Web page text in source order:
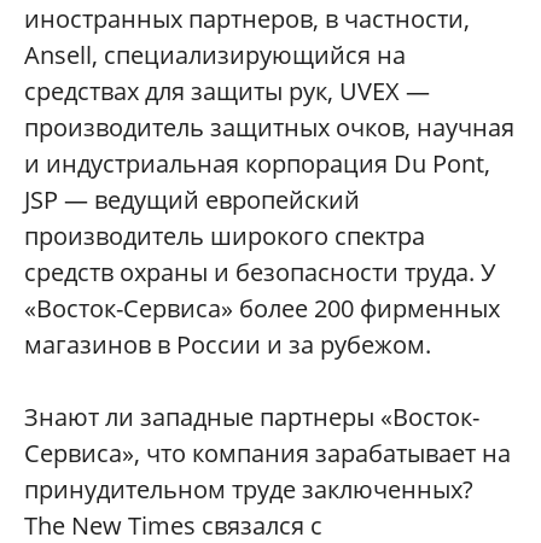
иностранных партнеров, в частности,
Ansell, специализирующийся на
средствах для защиты рук, UVEX —
производитель защитных очков, научная
и индустриальная корпорация Du Pont,
JSP — ведущий европейский
производитель широкого спектра
средств охраны и безопасности труда. У
«Восток-Сервиса» более 200 фирменных
магазинов в России и за рубежом.
Знают ли западные партнеры «Восток-
Сервиса», что компания зарабатывает на
принудительном труде заключенных?
The New Times связался с